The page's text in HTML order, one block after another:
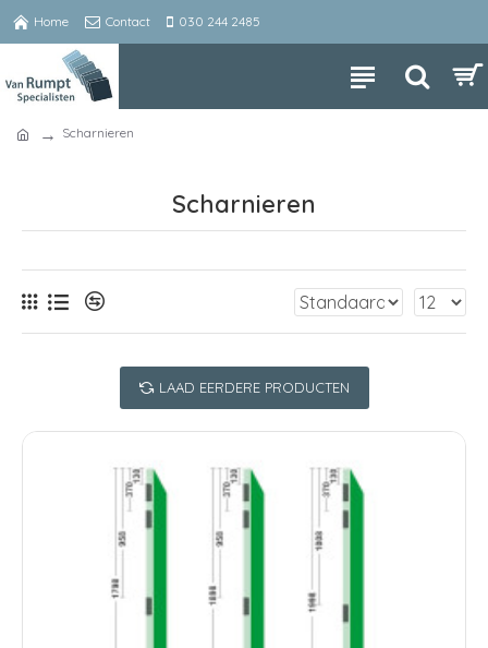
Home Contact 030 244 2485
Scharnieren
Scharnieren
LAAD EERDERE PRODUCTEN